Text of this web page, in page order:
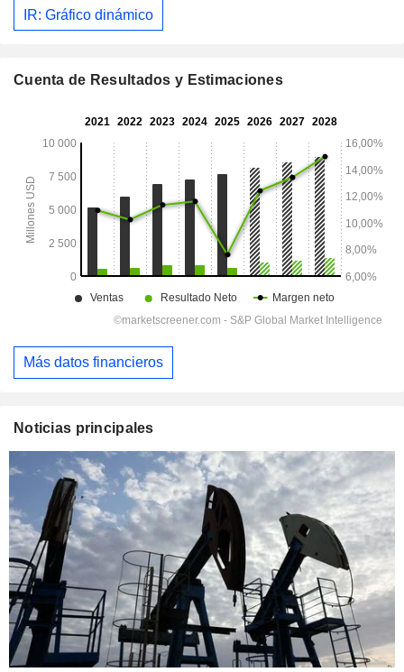
IR: Gráfico dinámico
Cuenta de Resultados y Estimaciones
Más datos financieros
Noticias principales